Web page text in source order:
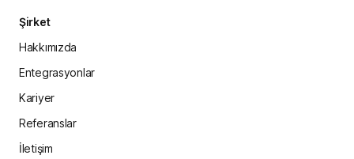
Şirket
Hakkımızda
Entegrasyonlar
Kariyer
Referanslar
İletişim